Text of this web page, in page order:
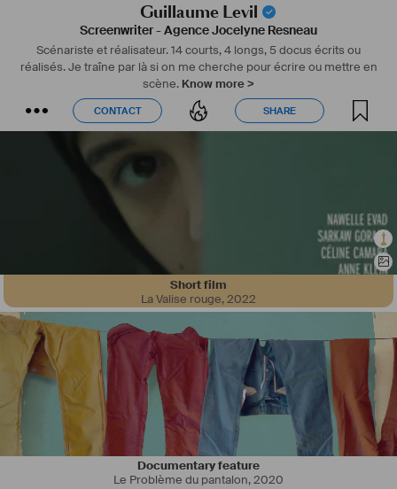
Guillaume Levil
Screenwriter-Agence Jocelyne Resneau
Scénariste et réalisateur. 14 courts, 4 longs, 5 docus écrits ou
réalisés. Je traîne par là si on me cherche pour écrire ou mettre en
scène. Know more >
CONTACT SHARE
CONTACT SHARE
Short film
La Valise rouge,2022
Documentary feature
Le Problème du pantalon,2020
Après un premier documentaire court multi-primé en 2017, dans les
camps de réfugiés de Jordanie, mon second documentaire, sur
Alzheimer, sort cet automne 2021. Je vais ensuite réaliser ma
première fiction dès cet hiver.
Mes deux premiers films ont été sélectionnés dans des festivals
prestigieux (catégorie 1 du CNC, MM50, TOP 100 films festivals du
monde) à l'étranger (Austin Film Festival, Heartland Film Festival,
Cleveland Film Festival ...) comme en France (Escales
Documentaires, Traces de Vie de Clermont-Ferrand, etc).